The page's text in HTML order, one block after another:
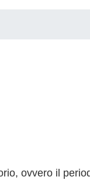
ovvero il